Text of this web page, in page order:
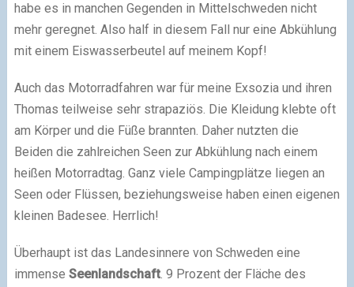
habe es in manchen Gegenden in Mittelschweden nicht
mehr geregnet. Also half in diesem Fall nur eine Abkühlung
mit einem Eiswasserbeutel auf meinem Kopf!
Auch das Motorradfahren war für meine Exsozia und ihren
Thomas teilweise sehr strapaziös. Die Kleidung klebte oft
am Körper und die Füße brannten. Daher nutzten die
Beiden die zahlreichen Seen zur Abkühlung nach einem
heißen Motorradtag. Ganz viele Campingplätze liegen an
Seen oder Flüssen, beziehungsweise haben einen eigenen
kleinen Badesee. Herrlich!
Überhaupt ist das Landesinnere von Schweden eine
immense Seenlandschaft. 9 Prozent der Fläche des